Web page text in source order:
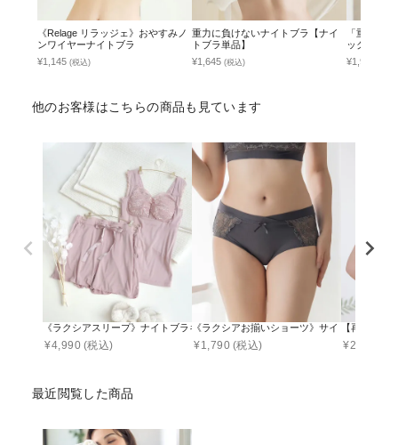
《Relage リラッジェ》おやすみノ
ンワイヤーナイトブラ
¥1,145 (税込)
重力に負けないナイトブラ【ナイ
トブラ単品】
¥1,645 (税込)
「重力に
ック付き
¥1,995
他のお客様はこちらの商品も見ています
《ラクシアスリープ》ナイトブラキャミ フィットタイプ&フレアパンツセット
¥4,990 (税込)
《ラクシアお揃いショーツ》サイドレースボ
¥1,790 (税込)
【再入荷】
¥2,290
最近閲覧した商品